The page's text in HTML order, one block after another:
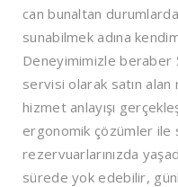
can bunaltan
sunabilmek adına
Deneyimimizle beraber
servisi olarak satın
hizmet anlayışı
ergonomik çözümler ile
rezervuarlarınızda
sürede yok edebilir,